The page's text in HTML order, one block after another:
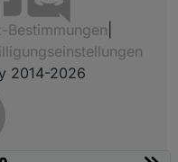
Bestimmungen
2014-2026